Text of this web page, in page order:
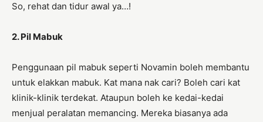
So, rehat dan tidur awal ya…!
2. Pil Mabuk
Penggunaan pil mabuk seperti Novamin boleh membantu
untuk elakkan mabuk. Kat mana nak cari? Boleh cari kat
klinik-klinik terdekat. Ataupun boleh ke kedai-kedai
menjual peralatan memancing. Mereka biasanya ada